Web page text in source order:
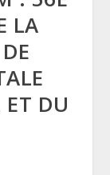
LA
ET DU